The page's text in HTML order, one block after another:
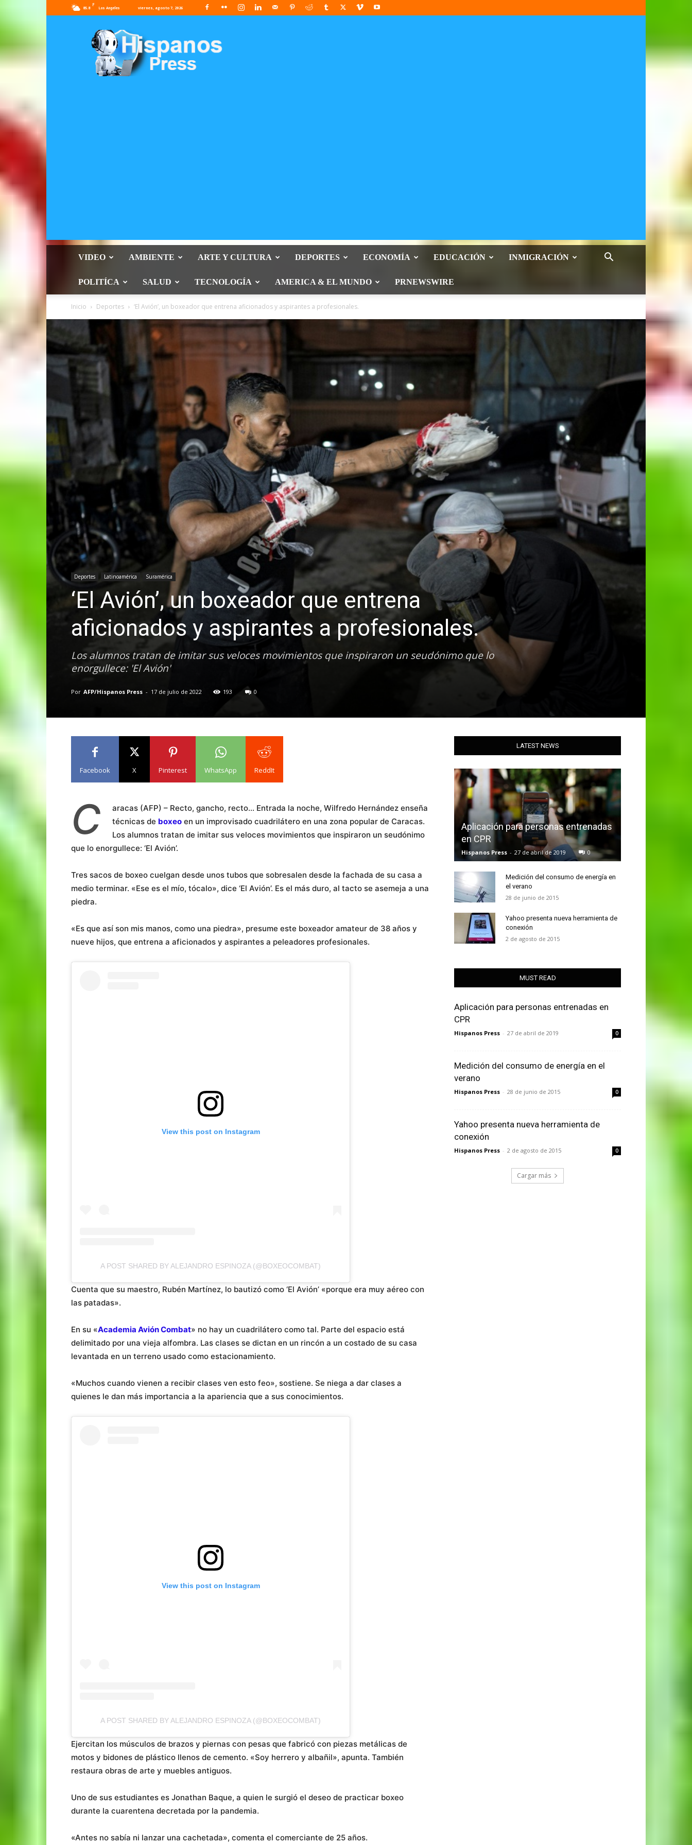
85.8
F
Los Angeles viernes, agosto 7, 2026
Press
VIDEO AMBIENTE ARTE Y CULTURA DEPORTES ECONOMÍA EDUCACIÓN INMIGRACIÓN
POLITÍCA SALUD TECNOLOGÍA AMERICA & EL MUNDO PRNEWSWIRE
Inicio Deportes ‘El Avión’, un boxeador que entrena aficionados y aspirantes a profesionales.
Deportes Latinoamérica Suramérica
‘El Avión’, un boxeador que entrena
aficionados y aspirantes a profesionales.
Los alumnos tratan de imitar sus veloces movimientos que inspiraron un seudónimo que lo
enorgullece: 'El Avión'
Por AFP/Hispanos Press - 17 de julio de 2022 193 0
Facebook X Pinterest WhatsApp ReddIt
C
aracas (AFP) – Recto, gancho, recto… Entrada la noche, Wilfredo Hernández enseña
técnicas de boxeo en un improvisado cuadrilátero en una zona popular de Caracas.
Los alumnos tratan de imitar sus veloces movimientos que inspiraron un seudónimo
que lo enorgullece: ‘El Avión’.
Tres sacos de boxeo cuelgan desde unos tubos que sobresalen desde la fachada de su casa a
medio terminar. «Ese es el mío, tócalo», dice ‘El Avión’. Es el más duro, al tacto se asemeja a una
piedra.
«Es que así son mis manos, como una piedra», presume este boxeador amateur de 38 años y
nueve hijos, que entrena a aficionados y aspirantes a peleadores profesionales.
View this post on Instagram
A POST SHARED BY ALEJANDRO ESPINOZA (@BOXEOCOMBAT)
Cuenta que su maestro, Rubén Martínez, lo bautizó como ‘El Avión’ «porque era muy aéreo con
las patadas».
En su «Academia Avión Combat» no hay un cuadrilátero como tal. Parte del espacio está
delimitado por una vieja alfombra. Las clases se dictan en un rincón a un costado de su casa
levantada en un terreno usado como estacionamiento.
«Muchos cuando vienen a recibir clases ven esto feo», sostiene. Se niega a dar clases a
quienes le dan más importancia a la apariencia que a sus conocimientos.
View this post on Instagram
A POST SHARED BY ALEJANDRO ESPINOZA (@BOXEOCOMBAT)
Ejercitan los músculos de brazos y piernas con pesas que fabricó con piezas metálicas de
motos y bidones de plástico llenos de cemento. «Soy herrero y albañil», apunta. También
restaura obras de arte y muebles antiguos.
Uno de sus estudiantes es Jonathan Baque, a quien le surgió el deseo de practicar boxeo
durante la cuarentena decretada por la pandemia.
«Antes no sabía ni lanzar una cachetada», comenta el comerciante de 25 años.
LATEST NEWS
Aplicación para personas entrenadas
en CPR
Hispanos Press - 27 de abril de 2019 0
Medición del consumo de energía en
el verano
28 de junio de 2015
Yahoo presenta nueva herramienta de
conexión
2 de agosto de 2015
MUST READ
Aplicación para personas entrenadas en
CPR
Hispanos Press - 27 de abril de 2019 0
Medición del consumo de energía en el
verano
Hispanos Press - 28 de junio de 2015 0
Yahoo presenta nueva herramienta de
conexión
Hispanos Press - 2 de agosto de 2015 0
Cargar más